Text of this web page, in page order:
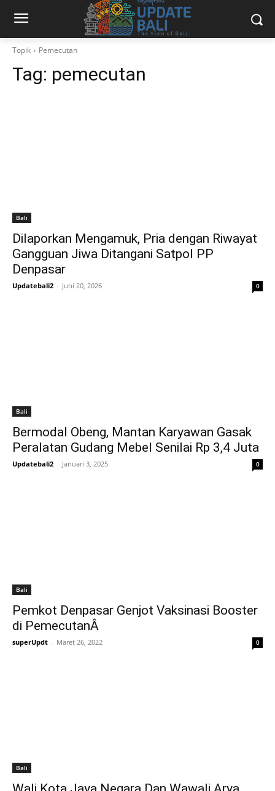
Topik Pemecutan
Tag: pemecutan
Bali
Dilaporkan Mengamuk, Pria dengan Riwayat
Gangguan Jiwa Ditangani Satpol PP
Denpasar
Updatebali2 - Juni 20, 2026 0
Bali
Bermodal Obeng, Mantan Karyawan Gasak
Peralatan Gudang Mebel Senilai Rp 3,4 Juta
Updatebali2 - Januari 3, 2025 0
Bali
Pemkot Denpasar Genjot Vaksinasi Booster
di PemecutanÂ
superUpdt - Maret 26, 2022 0
Bali